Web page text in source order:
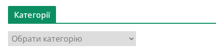
х
в
Категорії
а